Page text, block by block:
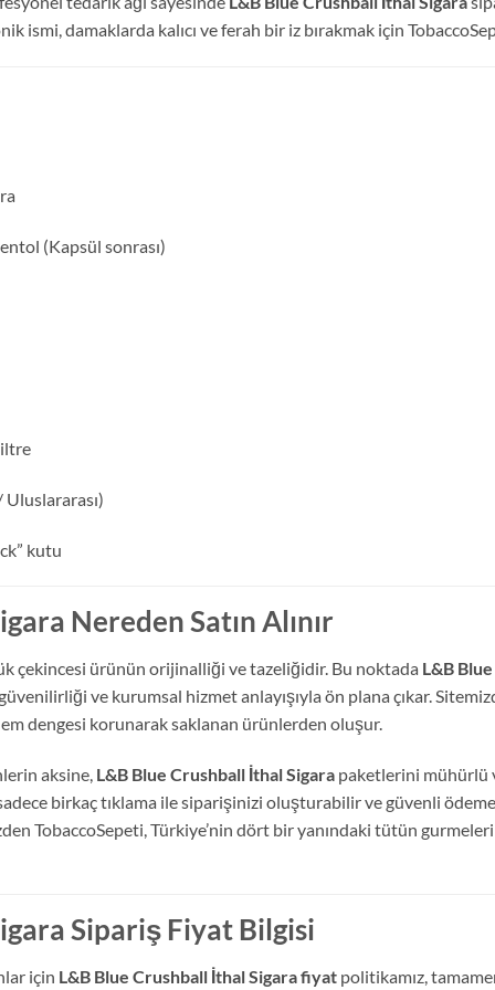
ismi,damaklarda kalıcı ve ferah bir iz bırakmak için
(Kapsül sonrası)
kutu
Nereden Satın Alınır
çekincesi ürünün orijinalliği ve tazeliğidir. Bu noktada L&B
ve kurumsal hizmet anlayışıyla ön plana çıkar.
dengesi korunarak saklanan ürünlerden oluşur.
aksine, L&B Blue Crushball İthal Sigara paketlerini mühürlü
birkaç tıklama ile siparişinizi oluşturabilir ve güvenli
TobaccoSepeti,Türkiye’nin dört bir yanındaki tütün
Sipariş Fiyat Bilgisi
için L&B Blue Crushball İthal Sigara fiyat politikamız,